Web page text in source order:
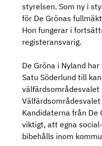
styrelsen. Som ny i
för De Grönas
Hon fungerar i
registeransvarig.
De Gröna i Nyland
Satu Söderlund till
välfärdsområdesvalet
Kandidaterna från De
viktigt, att egna
bibehålls inom